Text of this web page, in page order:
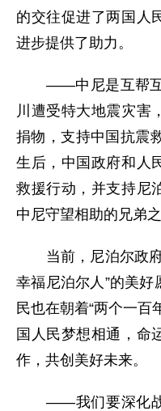
的交往促进了两国人
进步提供了助力。
——中尼是互帮互
川遭受特大地震灾害
捐物，支持中国抗震
生后，中国政府和人
救援行动，并支持尼
中尼守望相助的兄弟之
当前，尼泊尔政府
幸福尼泊尔人”的美好
民也在朝着“两个一百
国人民梦想相通，命
作，共创美好未来。
——我们要深化战